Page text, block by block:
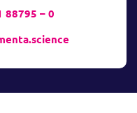
88795 – 0